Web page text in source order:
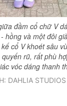
đầm cổ chữ V
hồng và một đôi
cổ V khoét sâu
rũ, rất phù
vóc dáng thanh
DAHLIA STUDIOS _